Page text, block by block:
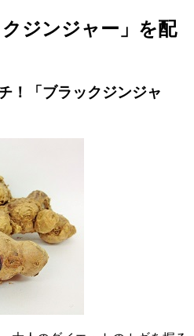
ジンジャー」を配
！「ブラックジンジャ